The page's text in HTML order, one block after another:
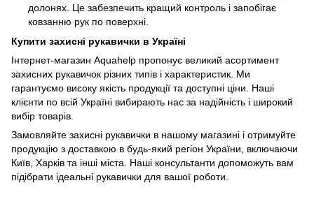
долонях. Це забезпечить кращий контроль і запобігає
ковзанню рук по поверхні.
Купити захисні рукавички в Україні
Інтернет-магазин Aquahelp пропонує великий асортимент
захисних рукавичок різних типів і характеристик. Ми
гарантуємо високу якість продукції та доступні ціни. Наші
клієнти по всій Україні вибирають нас за надійність і широкий
вибір товарів.
Замовляйте захисні рукавички в нашому магазині і отримуйте
продукцію з доставкою в будь-який регіон України, включаючи
Київ, Харків та інші міста. Наші консультанти допоможуть вам
підібрати ідеальні рукавички для вашої роботи.